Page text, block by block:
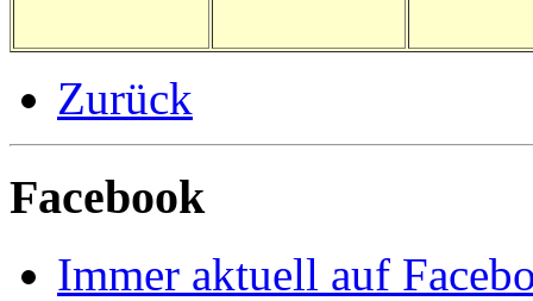
Zurück
Facebook
Immer aktuell auf